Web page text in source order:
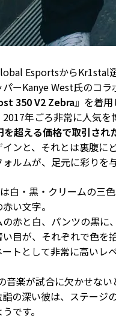
EsportsからKr1stal
ーKanye West氏のコラ
350 V2 Zebra』を着用
年ごろ非常に人気を
を超える価格で取引され
ンと、それとは裏腹に
ルムが、足元に彩りを与
白・黒・クリームの三
い文字。
の赤と白、パンツの黒に
目が、 それぞれで色を
トとして非常に高いレ
音楽が試合に欠かせな
の深い彼は、ステージ
です。